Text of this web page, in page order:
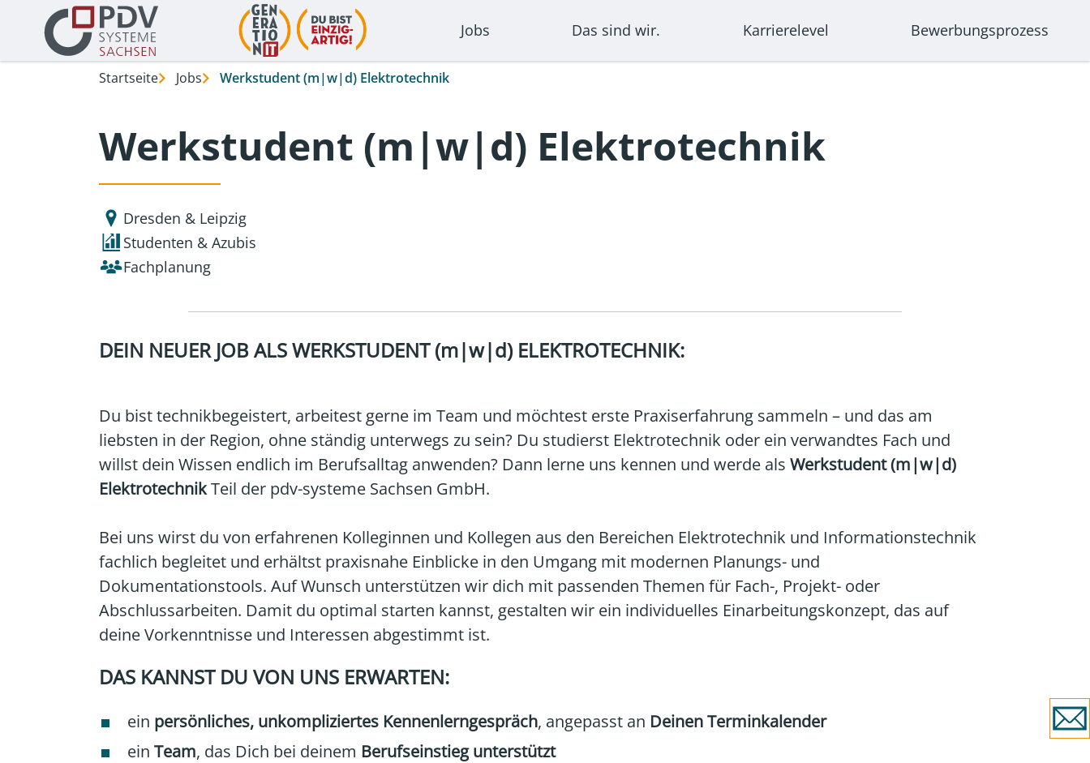
Jobs Das sind wir. Karriere­level Bewerbungsprozess
Startseite Jobs Werkstudent (m|w|d) Elektrotechnik
Werkstudent (m|w|d) Elektrotechnik
Dresden & Leipzig
Studenten & Azubis
Fachplanung
DEIN NEUER JOB ALS WERKSTUDENT(m|w|d) ELEKTROTECHNIK:
Du bist technikbegeistert, arbeitest gerne im Team und möchtest erste Praxiserfahrung sammeln – und das am
liebsten in der Region, ohne ständig unterwegs zu sein? Du studierst Elektrotechnik oder ein verwandtes Fach und
willst dein Wissen endlich im Berufsalltag anwenden? Dann lerne uns kennen und werde als Werkstudent (m|w|d)
ElektrotechnikTeil der pdv-systeme Sachsen GmbH.
Bei uns wirst du von erfahrenen Kolleginnen und Kollegen aus den Bereichen Elektrotechnik und Informationstechnik
fachlich begleitet und erhältst praxisnahe Einblicke in den Umgang mit modernen Planungs- und
Dokumentationstools. Auf Wunsch unterstützen wir dich mit passenden Themen für Fach-, Projekt- oder
Abschlussarbeiten. Damit du optimal starten kannst, gestalten wir ein individuelles Einarbeitungskonzept, das auf
deine Vorkenntnisse und Interessen abgestimmt ist.
DAS KANNST DU VON UNS ERWARTEN:
ein persönliches, unkompliziertes Kennenlerngespräch, angepasst an Deinen Terminkalender
ein Team, das Dich bei deinem Berufseinstieg unterstützt